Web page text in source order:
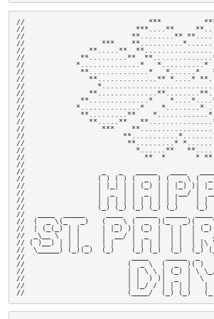
//                             ***
//                          ***....**
//                         **........**
//                  ***
//               **.....**
//             **.........**
//            *..............*   *..........*
//             **..............*   *......*
//               **..............** *....*
//
//
//             **..............*
//            *..............*    *........*
//             **.........**    *............*
//               **.....**
//                  ***
//
//                        **.........*
//                          *......**
//                            **  *       *
//
//                  _   _   _____   ____
//                 ( ) ( ) (  _  ) (  _ \ (
//                 | |_| | | (_) | | |_) )|
//                 |  _  | |  _  | | ,__/ |
//                 | | | | | | | | | |    | |
//                 (_) (_) (_) (_) (_)    (_)
//   ____  _____     ____   _____  _____
//  (  _ \(_   _)   (  _ \ (  _  )(_   _)(
//  | (_(_) | |     | |_) )| (_) |  | |  |
//  _\__ \  | |     |  __/ |  _  |  | |  |
// ( )__) | | | _   | |    | | | |  | |  | |\
//  \_____) (_)(_)  (_)    (_) (_)  (_)  (_)
//                         ____    _____  _
//                        (  _ \  (  _  )( )
//                        | | \ \ | (_) | \
//                        | |  ) )|  _  |  \
//                        | |_/ / | | | |   | |
//                        (____/  (_) (_)